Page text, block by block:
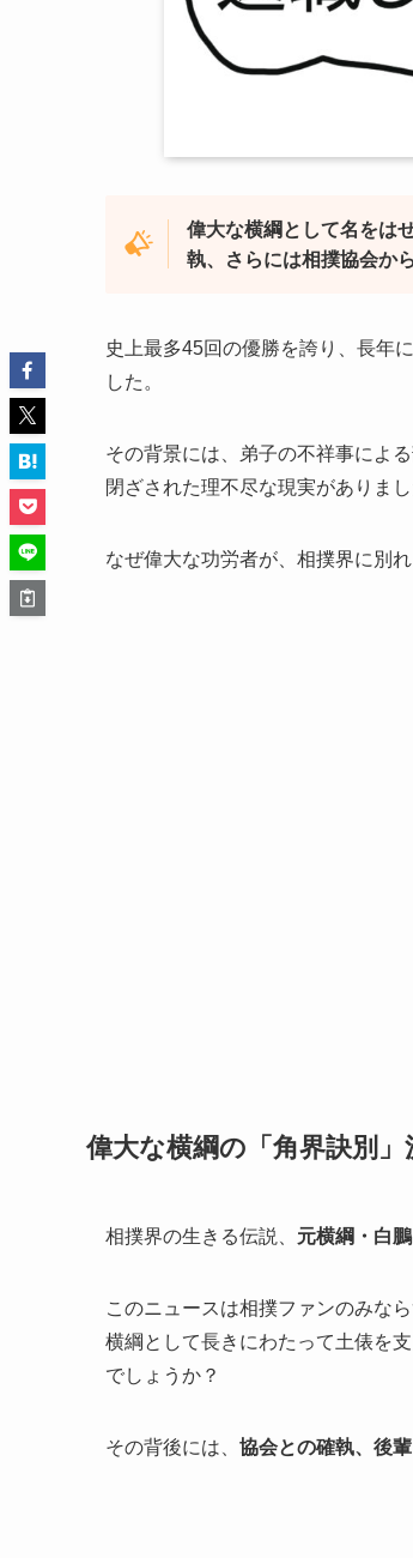
偉大な横綱として名をは
執、さらには相撲協会か
史上最多45回の優勝を誇り、長年
した。
その背景には、弟子の不祥事によ
閉ざされた理不尽な現実がありまし
なぜ偉大な功労者が、相撲界に別
偉大な横綱の「角界訣別」
相撲界の生きる伝説、 元横綱・白
このニュースは相撲ファンのみな
横綱として長きにわたって土俵を
でしょうか？
その背後には、 協会との確執、後